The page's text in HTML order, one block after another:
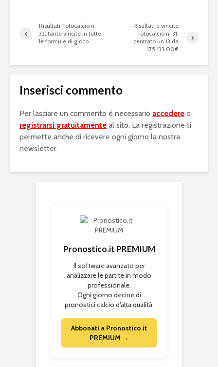
Risultati Totocalcio n.
32: tante vincite in tutte
le formule di gioco
Risultati e vincite
Totocalcio n. 31:
centrato un 13 da
175.133,00€
Inserisci commento
Per lasciare un commento è necessario accedere o
registrarsi gratuitamente al sito. La registrazione ti
permette anche di ricevere ogni giorno la nostra
newsletter.
Pronostico.it PREMIUM
Il software avanzato per
analizzare le partite in modo
professionale.
Ogni giorno decine di
pronostici calcio d'alta qualità.
Abbonati a Pronostico.it
PREMIUM →